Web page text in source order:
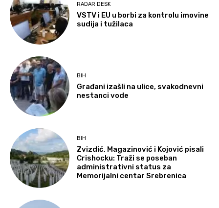
RADAR DESK
VSTV i EU u borbi za kontrolu imovine
sudija i tužilaca
BIH
Građani izašli na ulice, svakodnevni
nestanci vode
BIH
Zvizdić, Magazinović i Kojović pisali
Crishocku: Traži se poseban
administrativni status za
Memorijalni centar Srebrenica